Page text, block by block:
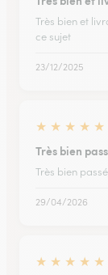
Très bien et
ce sujet
23/12/2025
★ ★ ★ ★ ★
Très bien
Très bien
29/04/2026
★ ★ ★ ★ ★